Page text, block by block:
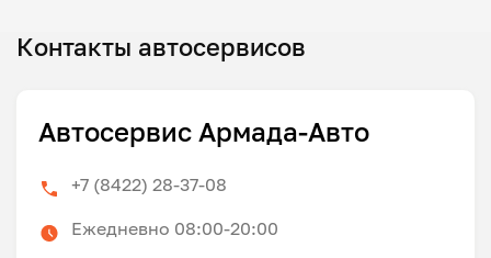
Контакты автосервисов
Автосервис Армада-Авто
+7 (8422) 28-37-08
Ежедневно 08:00-20:00